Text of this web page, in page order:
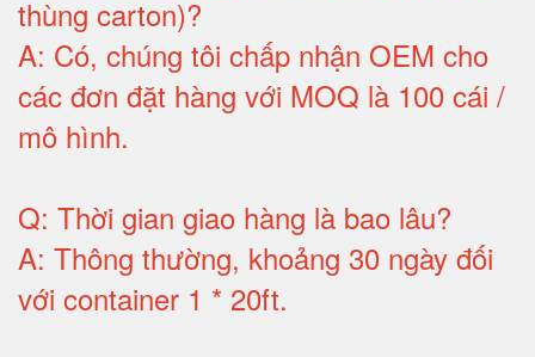
thùng carton)?
A: Có, chúng tôi chấp nhận OEM cho
các đơn đặt hàng với MOQ là 100 cái /
mô hình.
Q: Thời gian giao hàng là bao lâu?
A: Thông thường, khoảng 30 ngày đối
với container 1 * 20ft.